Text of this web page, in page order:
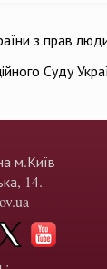
з прав
Суду
м.Київ
14.